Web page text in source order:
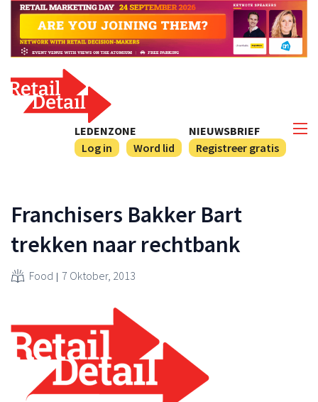
NIEUWSBRIEF
Registreer gratis
LEDENZONE
Log in
Word lid
Franchisers Bakker Bart
trekken naar rechtbank
Food 7 Oktober, 2013